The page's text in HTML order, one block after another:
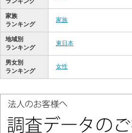
家族
ランキング
家族
地域別
ランキング
東日本
男女別
ランキング
女性